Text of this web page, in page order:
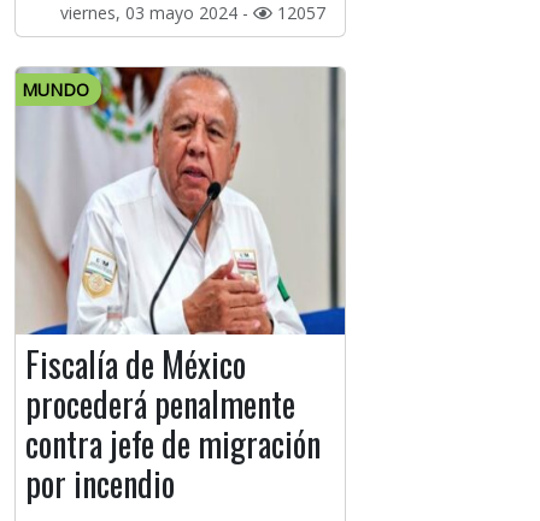
viernes, 03 mayo 2024 - 12057
MUNDO
Fiscalía de México
procederá penalmente
contra jefe de migración
por incendio